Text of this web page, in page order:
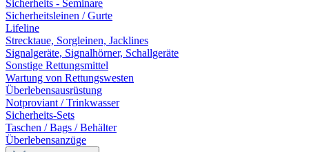
Sicherheits - Seminare
Sicherheitsleinen / Gurte
Lifeline
Strecktaue, Sorgleinen, Jacklines
Signalgeräte, Signalhörner, Schallgeräte
Sonstige Rettungsmittel
Wartung von Rettungswesten
Überlebensausrüstung
Notproviant / Trinkwasser
Sicherheits-Sets
Taschen / Bags / Behälter
Überlebensanzüge